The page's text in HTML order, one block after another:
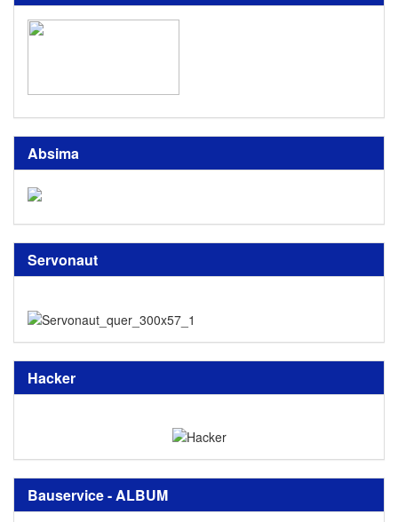
Absima
Servonaut
Hacker
Bauservice - ALBUM